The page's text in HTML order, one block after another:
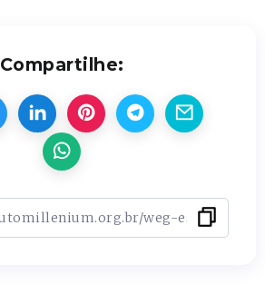
Compartilhe: